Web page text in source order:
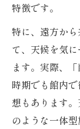
特徴です。
特に、遠方か
て、天候を気
ます。実際、
時期でも館内
想もあります
のような一体